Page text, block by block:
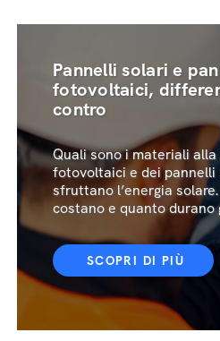
Pannelli solari e
fotovoltaici,
contro
Quali sono i materiali
fotovoltaici e dei pannelli
sfruttano l’energia
costano e quanto durano
SCOPRI DI PIÙ